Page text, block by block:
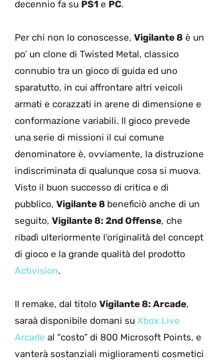
decennio fa su PS1 e PC.
Per chi non lo conoscesse, Vigilante 8 è un
po’ un clone di Twisted Metal, classico
connubio tra un gioco di guida ed uno
sparatutto, in cui affrontare altri veicoli
armati e corazzati in arene di dimensione e
conformazione variabili. Il gioco prevede
una serie di missioni il cui comune
denominatore è, ovviamente, la distruzione
indiscriminata di qualunque cosa si muova.
Visto il buon successo di critica e di
pubblico, Vigilante 8 beneficiò anche di un
seguito, Vigilante 8: 2nd Offense, che
ribadì ulteriormente l’originalità del concept
di gioco e la grande qualità del prodotto
Activision.
Il remake, dal titolo Vigilante 8: Arcade,
saraà disponibile domani su Xbox Live
Arcade al “costo” di 800 Microsoft Points, e
vanterà sostanziali miglioramenti cosmetici